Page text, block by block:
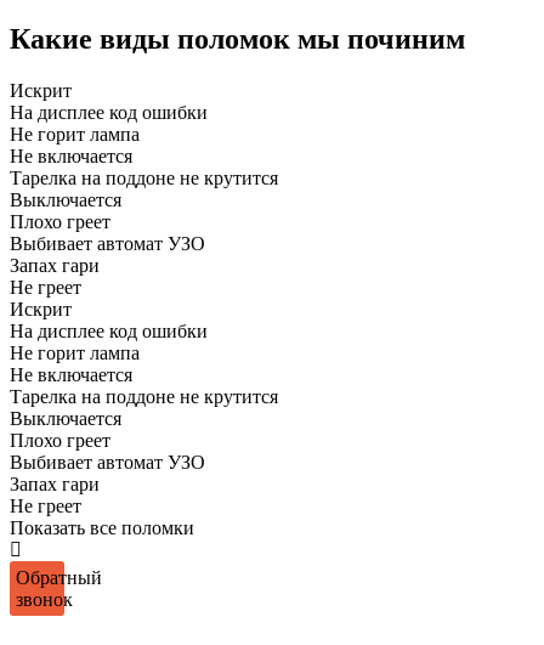
Какие виды поломок мы починим
Искрит
На дисплее код ошибки
Не горит лампа
Не включается
Тарелка на поддоне не крутится
Выключается
Плохо греет
Выбивает автомат УЗО
Запах гари
Не греет
Искрит
На дисплее код ошибки
Не горит лампа
Не включается
Тарелка на поддоне не крутится
Выключается
Плохо греет
Выбивает автомат УЗО
Запах гари
Не греет
Показать все поломки
Обратный
звонок